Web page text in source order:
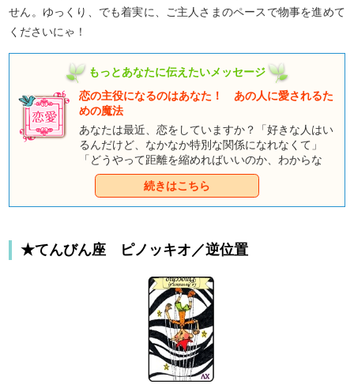
せん。ゆっくり、でも着実に、ご主人さまのペースで物事を進めて
くださいにゃ！
もっとあなたに伝えたいメッセージ
恋の主役になるのはあなた！ あの人に愛されるた
めの魔法
あなたは最近、恋をしていますか？「好きな人はい
るんだけど、なかなか特別な関係になれなくて」
「どうやって距離を縮めればいいのか、わからな
い」そんな声が聞こえてきたわ。それでは、私が童
話タロットをシャッフルして、あなたがあの人のパ
ートナーになるための魔法を見つけるお手伝いをし
よ！ まずはあなたを印象づけるための魔法を教え
は、どの物語の登場人物かしら？
続きはこちら
★てんびん座 ピノッキオ／逆位置